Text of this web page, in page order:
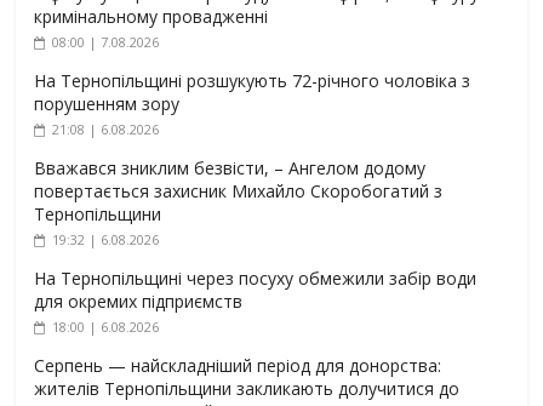
кримінальному провадженні
08:00 | 7.08.2026
На Тернопільщині розшукують 72-річного чоловіка з
порушенням зору
21:08 | 6.08.2026
Вважався зниклим безвісти, – Ангелом додому
повертається захисник Михайло Скоробогатий з
Тернопільщини
19:32 | 6.08.2026
На Тернопільщині через посуху обмежили забір води
для окремих підприємств
18:00 | 6.08.2026
Серпень — найскладніший період для донорства:
жителів Тернопільщини закликають долучитися до